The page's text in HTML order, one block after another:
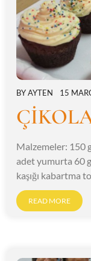
BYAYTEN 15
Malzemeler: 150
adet yumurta 60
kaşığı kabartma
READ MORE